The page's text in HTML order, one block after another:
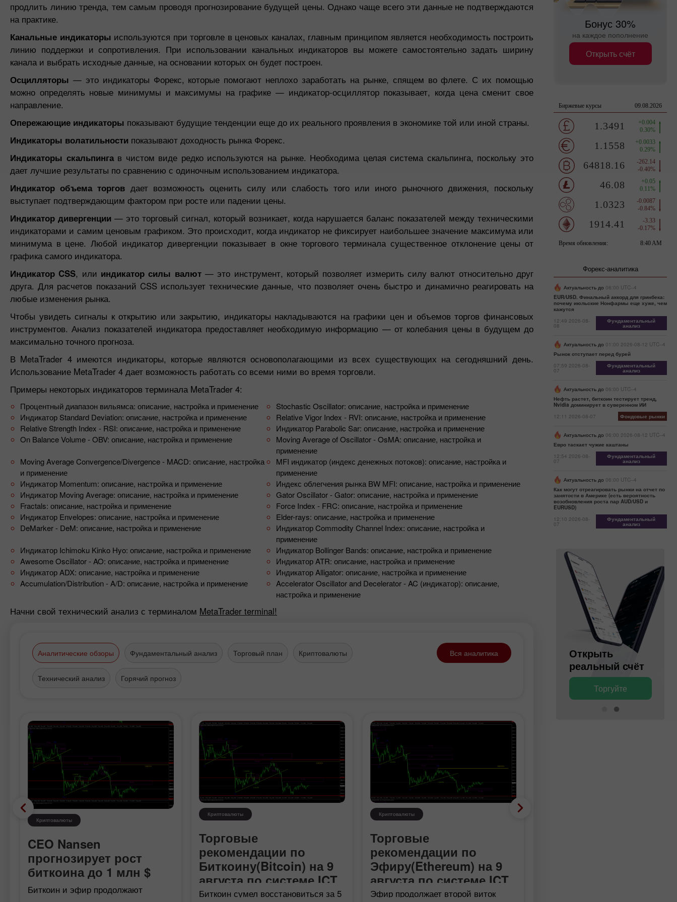
продлить линию тренда, тем самым проводя прогнозирование будущей цены. Однако чаще всего эти данные не подтверждаются
на практике.
Канальные индикаторы используются при торговле в ценовых каналах, главным принципом является необходимость построить
линию поддержки и сопротивления. При использовании канальных индикаторов вы можете самостоятельно задать ширину
канала и выбрать исходные данные, на основании которых он будет построен.
Осцилляторы — это индикаторы Форекс, которые помогают неплохо заработать на рынке, спящем во флете. С их помощью
можно определять новые минимумы и максимумы на графике — индикатор-осциллятор показывает, когда цена сменит свое
направление.
Опережающие индикаторы показывают будущие тенденции еще до их реального проявления в экономике той или иной страны.
Индикаторы волатильности показывают доходность рынка Форекс.
Индикаторы скальпингав чистом виде редко используются на рынке. Необходима целая система скальпинга, поскольку это
дает лучшие результаты по сравнению с одиночным использованием индикатора.
Индикатор объема торгов дает возможность оценить силу или слабость того или иного рыночного движения, поскольку
выступает подтверждающим фактором при росте или падении цены.
Индикатор дивергенции — это торговый сигнал, который возникает, когда нарушается баланс показателей между техническими
индикаторами и самим ценовым графиком. Это происходит, когда индикатор не фиксирует наибольшее значение максимума или
минимума в цене. Любой индикатор дивергенции показывает в окне торгового терминала существенное отклонение цены от
графика самого индикатора.
Индикатор CSS, или индикатор силы валют— это инструмент, который позволяет измерить силу валют относительно друг
друга. Для расчетов показаний CSS использует технические данные, что позволяет очень быстро и динамично реагировать на
любые изменения рынка.
Чтобы увидеть сигналы к открытию или закрытию, индикаторы накладываются на графики цен и объемов торгов финансовых
инструментов. Анализ показателей индикатора предоставляет необходимую информацию — от колебания цены в будущем до
максимально точного прогноза.
В MetaTrader 4 имеются индикаторы, которые являются основополагающими из всех существующих на сегодняшний день.
Использование MetaTrader 4 дает возможность работать со всеми ними во время торговли.
Примеры некоторых индикаторов терминала MetaTrader 4:
Процентный диапазон вильямса: описание, настройка и применение
Stochastic Oscillator: описание, настройка и применение
Индикатор Standard Deviation: описание, настройка и применение
Relative Vigor Index - RVI: описание, настройка и применение
Relative Strength Index - RSI: описание, настройка и применение
Индикатор Parabolic Sar: описание, настройка и применение
On Balance Volume - OBV: описание, настройка и применение
Moving Average of Oscillator - OsMA: описание, настройка и
применение
Moving Average Convergence/Divergence - MACD: описание, настройка
и применение
MFI индикатор (индекс денежных потоков): описание, настройка и
применение
Индикатор Momentum: описание, настройка и применение
Индекс облегчения рынка BW MFI: описание, настройка и применение
Индикатор Moving Average: описание, настройка и применение
Gator Oscillator - Gator: описание, настройка и применение
Fractals: описание, настройка и применение
Force Index - FRC: описание, настройка и применение
Индикатор Envelopes: описание, настройка и применение
Elder-rays: описание, настройка и применение
DeMarker - DeM: описание, настройка и применение
Индикатор Commodity Channel Index: описание, настройка и
применение
Индикатор Ichimoku Kinko Hyo: описание, настройка и применение
Индикатор Bollinger Bands: описание, настройка и применение
Awesome Oscillator - AO: описание, настройка и применение
Индикатор ATR: описание, настройка и применение
Индикатор ADX: описание, настройка и применение
Индикатор Alligator: описание, настройка и применение
Accumulation/Distribution - A/D: описание, настройка и применение
Accelerator Oscillator and Decelerator - AC (индикатор): описание,
настройка и применение
Начни свой технический анализ с терминалом MetaTrader terminal!
Аналитические обзоры Фундаментальный анализ Торговый план Криптовалюты
Технический анализ Горячий прогноз
Вся аналитика
Криптовалюты
CEO Nansen
прогнозирует рост
биткоина до 1 млн $
Биткоин и эфир продолжают
Криптовалюты
Торговые
рекомендации по
Биткоину(Bitcoin) на 9
августа по системе ICT
Биткоин сумел восстановиться за 5
Криптовалюты
Торговые
рекомендации по
Эфиру(Ethereum) на 9
августа по системе ICT
Эфир продолжает второй виток
Бонус 30%
на каждое пополнение
Открыть счёт
Форекс-аналитика
Актуальность до 06:00 UTC--4
EUR/USD. Финальный аккорд для гринбека:
почему июльские Нонфармы еще хуже, чем
кажутся
12:49 2026-08-
08
Фундаментальный
анализ
Актуальность до 01:00 2026-08-12 UTC--4
Рынок отступает перед бурей
07:59 2026-08-
07
Фундаментальный
анализ
Актуальность до 06:00 UTC--4
Нефть растет, биткоин тестирует тренд,
Nvidia доминирует в суверенном ИИ
12:11 2026-08-07
Фондовые рынки
Актуальность до 06:00 2026-08-12 UTC--4
Евро таскает чужие каштаны
12:54 2026-08-
07
Фундаментальный
анализ
Актуальность до 06:00 UTC--4
Как могут отреагировать рынки на отчет по
занятости в Америке (есть вероятность
возобновления роста пар AUD/USD и
EURUSD)
12:10 2026-08-
07
Фундаментальный
анализ
Открыть
Открыть
Открыть
торговый
Открыть
реальный счёт
Торгуйте